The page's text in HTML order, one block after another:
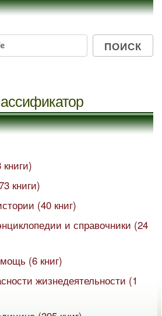
книги)
(40 книг)
и справочники (24
(6 книг)
жизнедеятельности (1